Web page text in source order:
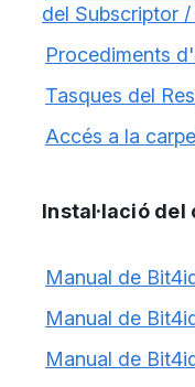
del Subscriptor
Procediments
Tasques del
Accés a la
Instal·lació
Manual de
Manual de
Manual de